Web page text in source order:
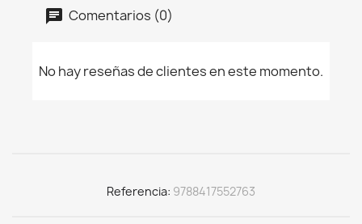
Comentarios (0)
No hay reseñas de clientes en este momento.
Referencia 9788417552763